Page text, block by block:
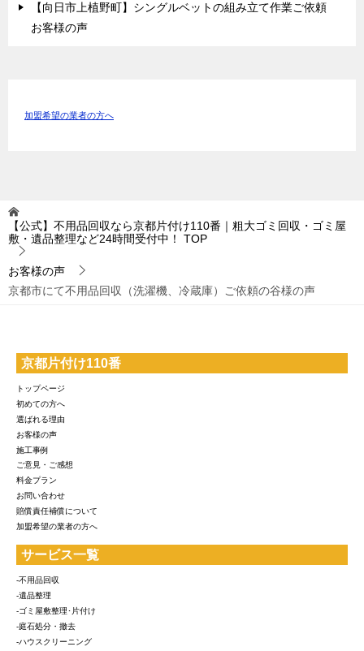
【向日市上植野町】シングルベットの組み立て作業ご依頼
お客様の声
加盟希望の業者の方へ
【公式】不用品回収なら京都片付け110番｜粗大ゴミ回収・ゴミ屋
敷・遺品整理など24時間受付中！
TOP
お客様の声
京都市にて不用品回収（洗濯機、冷蔵庫）ご依頼の谷様の声
京都片付け110番
トップページ
初めての方へ
選ばれる理由
お客様の声
施工事例
ご意見・ご感想
料金プラン
お問い合わせ
賠償責任補償について
加盟希望の業者の方へ
サービス一覧
-不用品回収
-遺品整理
-ゴミ屋敷整理･片付け
-庭石処分・撤去
-ハウスクリーニング